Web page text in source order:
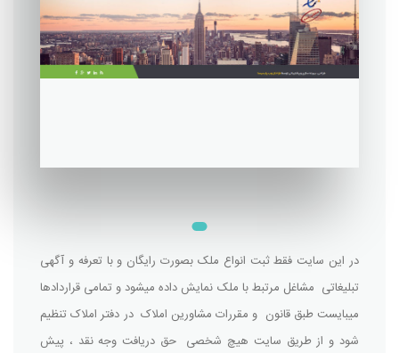
در این سایت فقط ثبت انواع ملک بصورت رایگان و با تعرفه و آگهی
تبلیغاتی مشاغل مرتبط با ملک نمایش داده میشود و تمامی قراردادها
میبایست طبق قانون و مقررات مشاورین املاک در دفتر املاک تنظیم
شود و از طریق سایت هیچ شخصی حق دریافت وجه نقد ، پیش